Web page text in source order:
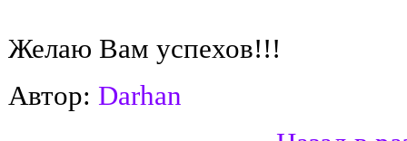
Желаю Вам успехов!!!
Автор: Darhan